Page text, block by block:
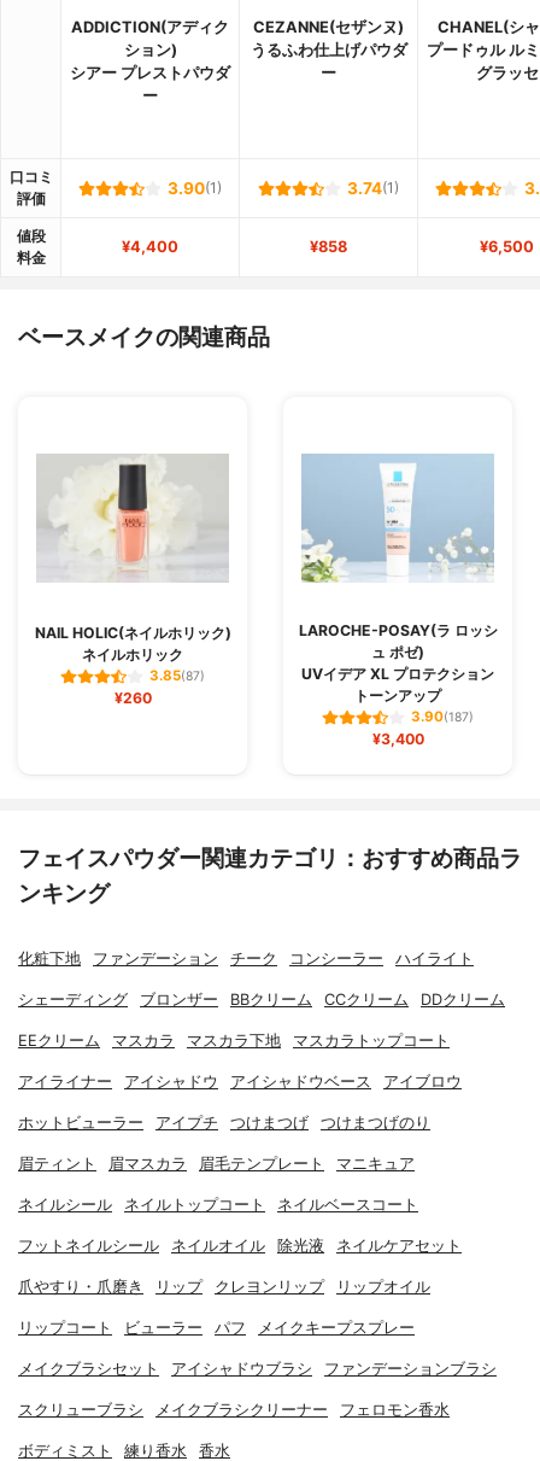
ADDICTION(アディク
ション)
シアー プレストパウダ
ー
CEZANNE(セザンヌ)
うるふわ仕上げパウダ
ー
CHANEL(シ
プードゥル ル
グラッセ
口コミ
評価
3.90(1) 3.74(1)
値段
料金
¥4,400 ¥858 ¥6,500
ベースメイクの関連商品
NAIL HOLIC(ネイルホリック)
ネイルホリック
3.85(87)
¥260
LAROCHE-POSAY(ラ ロッシ
ュ ポゼ)
UVイデア XL プロテクション
トーンアップ
3.90(187)
¥3,400
フェイスパウダー関連カテゴリ：おすすめ商品ラ
ンキング
化粧下地 ファンデーション チーク コンシーラー ハイライト
シェーディング ブロンザー BBクリーム CCクリーム DDクリーム
EEクリーム マスカラ マスカラ下地 マスカラトップコート
アイライナー アイシャドウ アイシャドウベース アイブロウ
ホットビューラー アイプチ つけまつげ つけまつげのり
眉ティント 眉マスカラ 眉毛テンプレート マニキュア
ネイルシール ネイルトップコート ネイルベースコート
フットネイルシール ネイルオイル 除光液 ネイルケアセット
爪やすり・爪磨き リップ クレヨンリップ リップオイル
リップコート ビューラー パフ メイクキープスプレー
メイクブラシセット アイシャドウブラシ ファンデーションブラシ
スクリューブラシ メイクブラシクリーナー フェロモン香水
ボディミスト 練り香水 香水